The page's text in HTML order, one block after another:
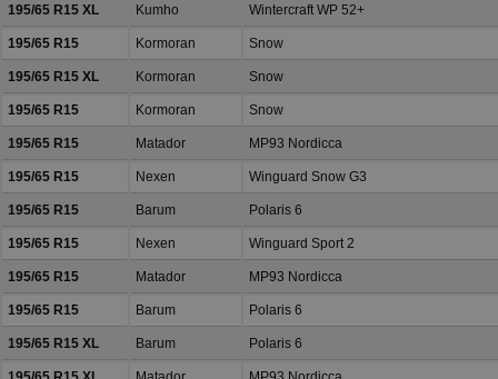
195/65 R15 XL Kumho Wintercraft WP 52+
195/65 R15 Kormoran Snow
195/65 R15 XL Kormoran Snow
195/65 R15 Kormoran Snow
195/65 R15 Matador MP93 Nordicca
195/65 R15 Nexen Winguard Snow G3
195/65 R15 Barum Polaris 6
195/65 R15 Nexen Winguard Sport 2
195/65 R15 Matador MP93 Nordicca
195/65 R15 Barum Polaris 6
195/65 R15 XL Barum Polaris 6